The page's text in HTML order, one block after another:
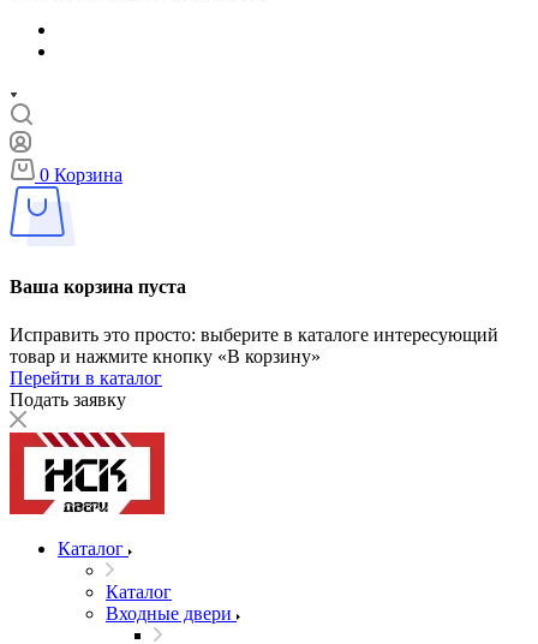
0 Корзина
Ваша корзина пуста
Исправить это просто: выберите в каталоге интересующий
товар и нажмите кнопку «В корзину»
Перейти в каталог
Подать заявку
Каталог
Каталог
Входные двери